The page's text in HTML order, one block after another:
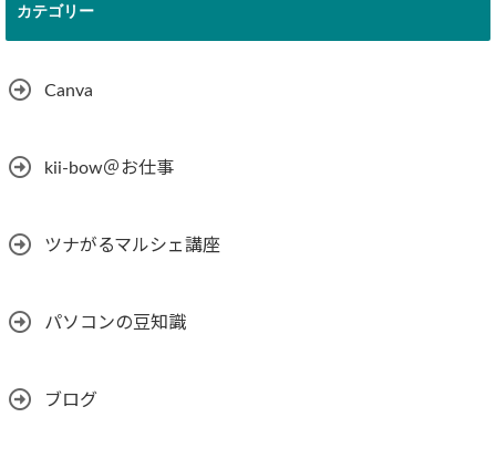
カテゴリー
Canva
kii-bow＠お仕事
ツナがるマルシェ講座
パソコンの豆知識
ブログ